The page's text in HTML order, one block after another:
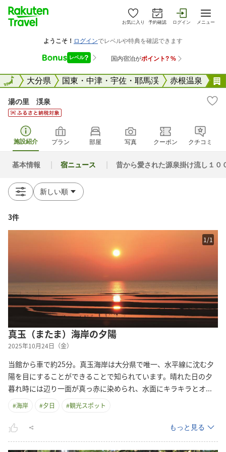
お気に入り 予約確認 ログイン メニュー
全国大分県 国東・中津・宇佐・耶馬渓 赤根温泉
全国
湯の里 渓泉
施設紹介 プラン 部屋 写真 クーポン クチコミ
基本情報 宿ニュース 昔から愛された源泉掛け流し１０
3件
1 /1
真玉（またま）海岸の夕陽
2025年10月24日（金）
当館から車で約25分。真玉海岸は大分県で唯一、水平線に沈む夕
陽を目にすることができることで知られています。晴れた日の夕
暮れ時には辺り一面が真っ赤に染められ、水面にキラキラとオ...
#海岸 #夕日 #観光スポット
もっと見る